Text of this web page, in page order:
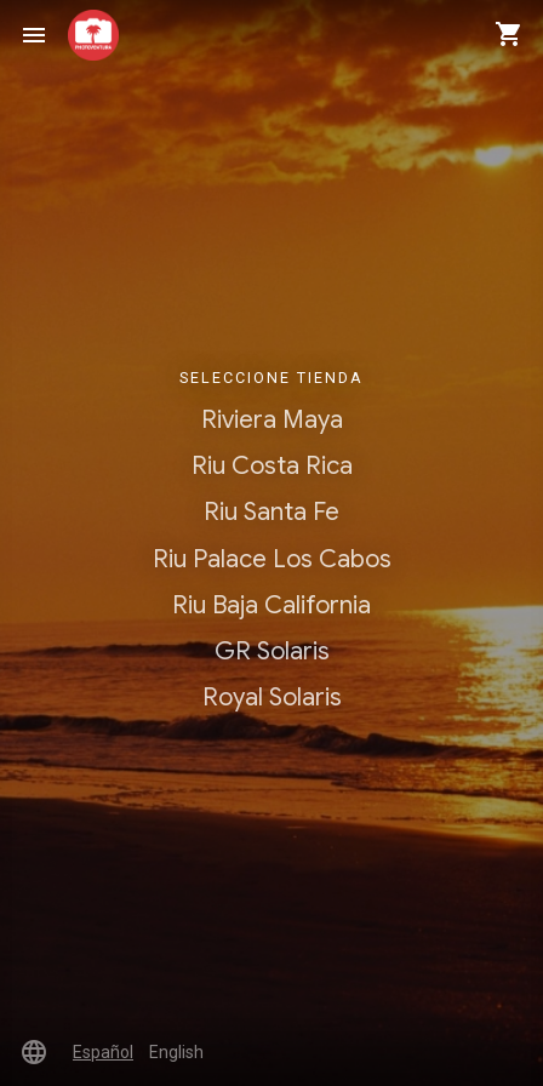
menu shopping_cart
SELECCIONE TIENDA
Riviera Maya
Riu Costa Rica
Riu Santa Fe
Riu Palace Los Cabos
Riu Baja California
GR Solaris
Royal Solaris
language Español English